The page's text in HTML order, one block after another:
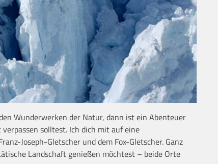
Wunderwerken der Natur, dann ist ein Abenteuer
solltest. Ich dich mit auf eine
Joseph-Gletscher und dem Fox-Gletscher. Ganz
Landschaft genießen möchtest – beide Orte